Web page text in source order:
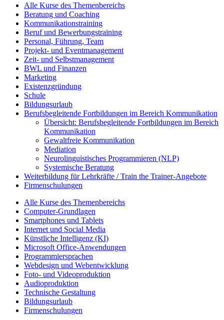
Alle Kurse des Themenbereichs
Beratung und Coaching
Kommunikationstraining
Beruf und Bewerbungstraining
Personal, Führung, Team
Projekt- und Eventmanagement
Zeit- und Selbstmanagement
BWL und Finanzen
Marketing
Existenzgründung
Schule
Bildungsurlaub
Berufsbegleitende Fortbildungen im Bereich Kommunikation
Übersicht: Berufsbegleitende Fortbildungen im Bereich
Kommunikation
Gewaltfreie Kommunikation
Mediation
Neurolinguistisches Programmieren (NLP)
Systemische Beratung
Weiterbildung für Lehrkräfte / Train the Trainer-Angebote
Firmenschulungen
Alle Kurse des Themenbereichs
Computer-Grundlagen
Smartphones und Tablets
Internet und Social Media
Künstliche Intelligenz (KI)
Microsoft Office-Anwendungen
Programmiersprachen
Webdesign und Webentwicklung
Foto- und Videoproduktion
Audioproduktion
Technische Gestaltung
Bildungsurlaub
Firmenschulungen